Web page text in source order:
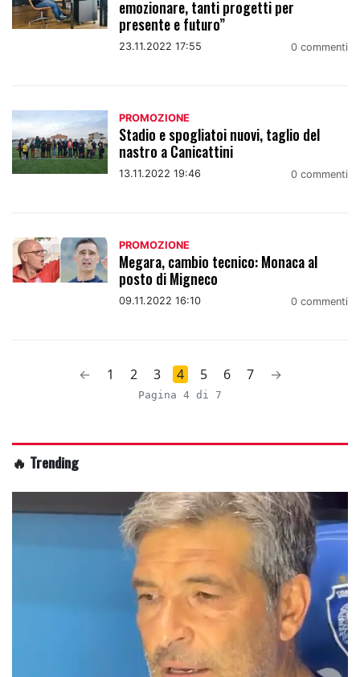
emozionare, tanti progetti per
presente e futuro”
23.11.2022 17:55 0 commenti
PROMOZIONE
Stadio e spogliatoi nuovi, taglio del
nastro a Canicattini
13.11.2022 19:46 0 commenti
PROMOZIONE
Megara, cambio tecnico: Monaca al
posto di Migneco
09.11.2022 16:10 0 commenti
← 1 2 3 4 5 6 7 →
Pagina 4 di 7
🔥 Trending